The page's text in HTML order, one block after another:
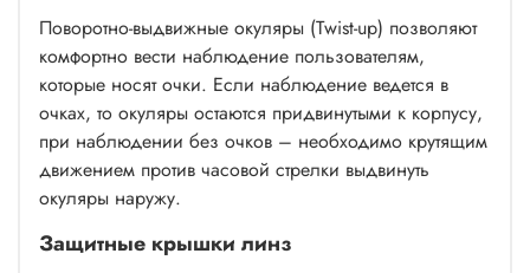
Поворотно-выдвижные окуляры (Twist-up) позволяют
комфортно вести наблюдение пользователям,
которые носят очки. Если наблюдение ведется в
очках, то окуляры остаются придвинутыми к корпусу,
при наблюдении без очков – необходимо крутящим
движением против часовой стрелки выдвинуть
окуляры наружу.
Защитные крышки линз